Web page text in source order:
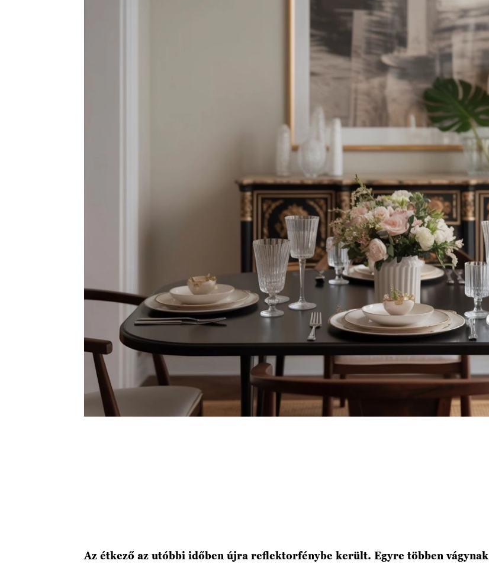
Az étkező az utóbbi időben újra reflektorfénybe került. Egyre többen vágynak